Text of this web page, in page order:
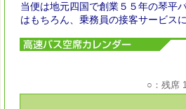
当便は地元四国で創業５５年の琴平
はもちろん、乗務員の接客サービス
○：残席